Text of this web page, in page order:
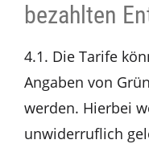
bezahlten
4.1. Die Tarife
Angaben von
werden. Hierbei
unwiderruflich